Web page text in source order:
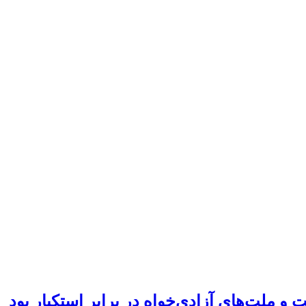
و ملت‌های آزادی‌خواه در برابر استکبار بود